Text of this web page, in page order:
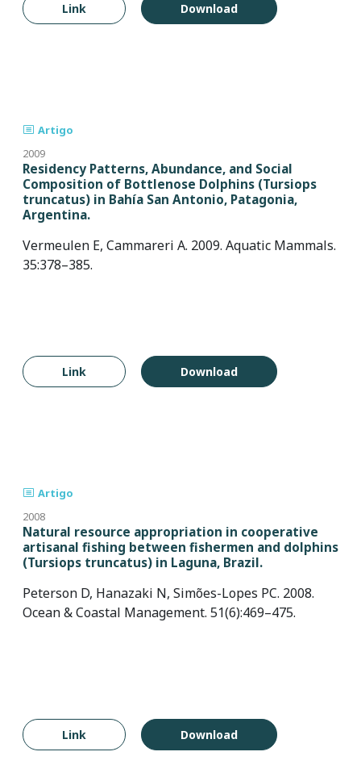
Link Download
Artigo
2009
Residency Patterns, Abundance, and Social
Composition of Bottlenose Dolphins (Tursiops
truncatus) in Bahía San Antonio, Patagonia,
Argentina.
Vermeulen E, Cammareri A. 2009. Aquatic Mammals.
35:378–385.
Link Download
Artigo
2008
Natural resource appropriation in cooperative
artisanal fishing between fishermen and dolphins
(Tursiops truncatus) in Laguna, Brazil.
Peterson D, Hanazaki N, Simões-Lopes PC. 2008.
Ocean & Coastal Management. 51(6):469–475.
Link Download